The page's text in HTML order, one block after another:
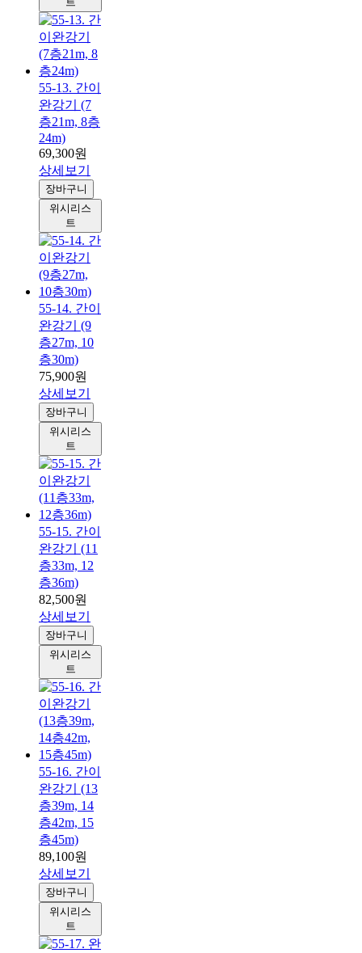
55-13. 간이
완강기 (7
층21m, 8층
24m)
69,300원
상세보기
장바구니
위시리스
트
55-14. 간이
완강기 (9
층27m, 10
층30m)
75,900원
상세보기
장바구니
위시리스
트
55-15. 간이
완강기 (11
층33m, 12
층36m)
82,500원
상세보기
장바구니
위시리스
트
55-16. 간이
완강기 (13
층39m, 14
층42m, 15
층45m)
89,100원
상세보기
장바구니
위시리스
트